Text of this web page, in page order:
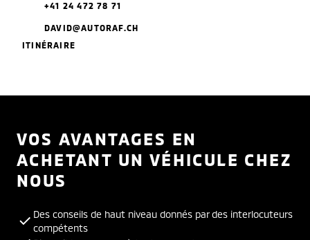
+41 24 472 78 71
DAVID@AUTORAF.CH
ITINÉRAIRE
VOS AVANTAGES EN
ACHETANT UN VÉHICULE CHEZ
NOUS
Des conseils de haut niveau donnés par des interlocuteurs
compétents